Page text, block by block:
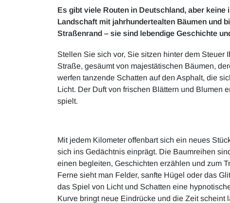
Es gibt viele Routen in Deutschland, aber
Landschaft mit jahrhundertealten Bäumen und
Straßenrand – sie sind lebendige Geschichte
Stellen Sie sich vor, Sie sitzen hinter dem Steuer
Straße, gesäumt von majestätischen Bäumen,
werfen tanzende Schatten auf den Asphalt, die
Licht. Der Duft von frischen Blättern und Blumen
spielt.
Mit jedem Kilometer offenbart sich ein neues
sich ins Gedächtnis einprägt. Die Baumreihen
einen begleiten, Geschichten erzählen und zum
Ferne sieht man Felder, sanfte Hügel oder das
das Spiel von Licht und Schatten eine
Kurve bringt neue Eindrücke und die Zeit scheint